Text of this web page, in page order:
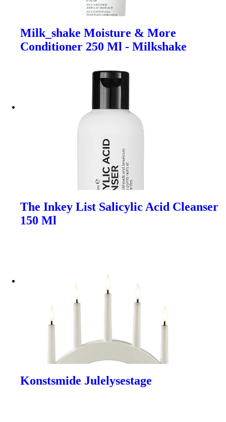
Milk_shake Moisture & More
Conditioner 250 Ml - Milkshake
The Inkey List Salicylic Acid Cleanser
150 Ml
Konstsmide Julelysestage